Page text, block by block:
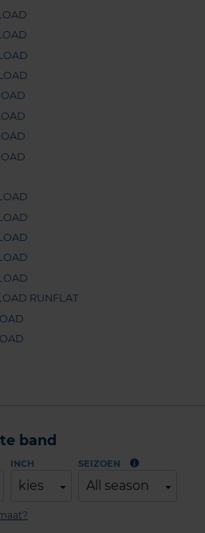
RUNFLAT
band
INCH
kies
SEIZOEN
All season